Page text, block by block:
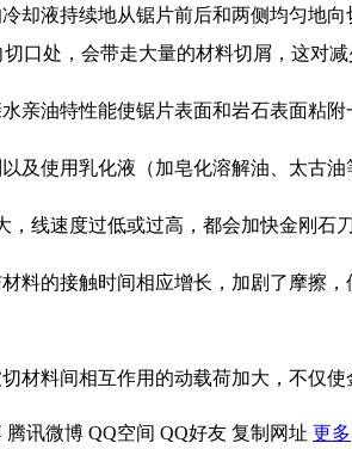
液持续地从锯片前后和两侧均匀地
口处，会带走大量的材料切屑，这对
油特性能使锯片表面和岩石表面粘附
使用乳化液（加皂化溶解油、太古油
速度过低或过高，都会加快金刚石
的接触时间相应增长，加剧了摩擦，
料间相互作用的动载荷加大，不仅使
腾讯微博 QQ空间 QQ好友 复制网址 更多